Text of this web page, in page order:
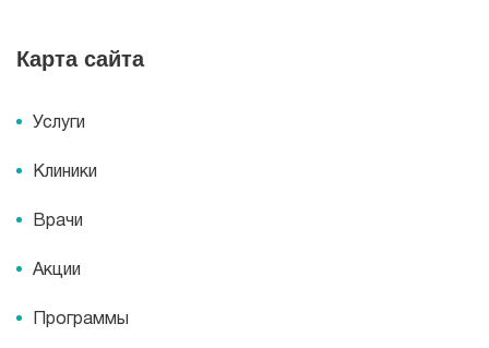
Карта сайта
Услуги
Клиники
Врачи
Акции
Программы